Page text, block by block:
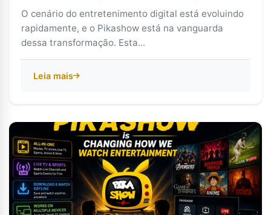
O cenário do entretenimento digital está evoluindo
rapidamente, e o Pikashow está na vanguarda
dessa transformação. Esta...
Leia mais